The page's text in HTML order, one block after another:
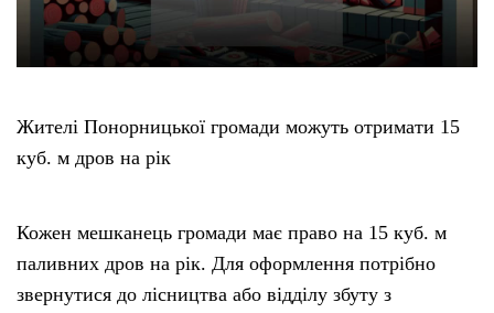
Жителі Понорницької громади можуть отримати 15
куб. м дров на рік
Кожен мешканець громади має право на 15 куб. м
паливних дров на рік. Для оформлення потрібно
звернутися до лісництва або відділу збуту з